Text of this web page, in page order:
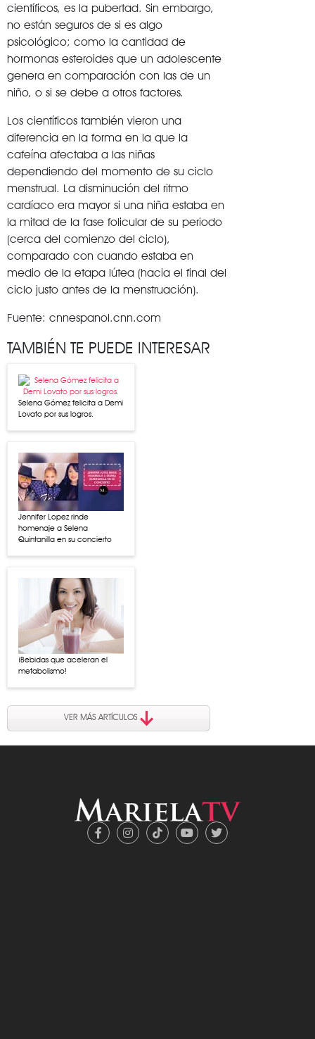
científicos, es la pubertad. Sin embargo,
no están seguros de si es algo
psicológico; como la cantidad de
hormonas esteroides que un adolescente
genera en comparación con las de un
niño, o si se debe a otros factores.
Los científicos también vieron una
diferencia en la forma en la que la
cafeína afectaba a las niñas
dependiendo del momento de su ciclo
menstrual. La disminución del ritmo
cardíaco era mayor si una niña estaba en
la mitad de la fase folicular de su periodo
(cerca del comienzo del ciclo),
comparado con cuando estaba en
medio de la etapa lútea (hacia el final del
ciclo justo antes de la menstruación).
Fuente: cnnespanol.cnn.com
TAMBIÉN TE PUEDE INTERESAR
Selena Gómez felicita a Demi
Lovato por sus logros.
Jennifer Lopez rinde
homenaje a Selena
Quintanilla en su concierto
¡Bebidas que aceleran el
metabolismo!
VER MÁS ARTÍCULOS